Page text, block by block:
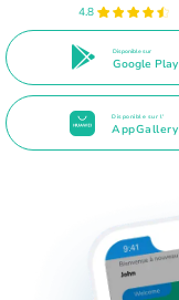
4.8
Disponible sur
Google Play
Disponible sur l'
AppGallery